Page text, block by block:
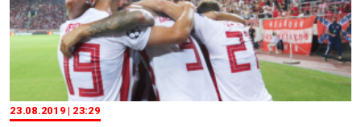
23.08.2019 | 23:29